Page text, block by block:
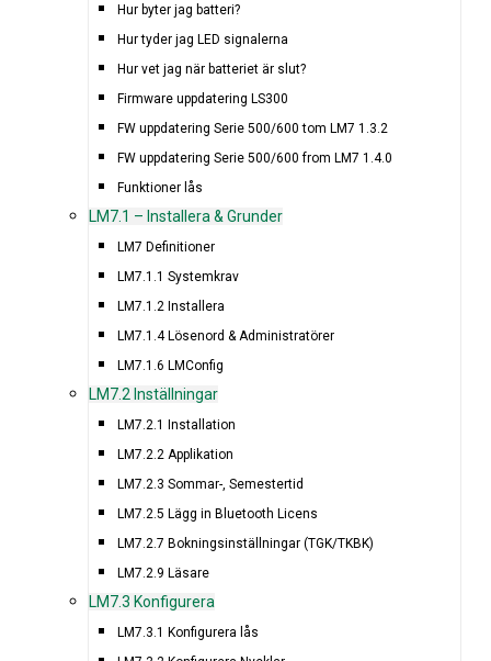
Hur byter jag batteri?
Hur tyder jag LED signalerna
Hur vet jag när batteriet är slut?
Firmware uppdatering LS300
FW uppdatering Serie 500/600 tom LM7 1.3.2
FW uppdatering Serie 500/600 from LM7 1.4.0
Funktioner lås
LM7.1 – Installera & Grunder
LM7 Definitioner
LM7.1.1 Systemkrav
LM7.1.2 Installera
LM7.1.4 Lösenord & Administratörer
LM7.1.6 LMConfig
LM7.2 Inställningar
LM7.2.1 Installation
LM7.2.2 Applikation
LM7.2.3 Sommar-, Semestertid
LM7.2.5 Lägg in Bluetooth Licens
LM7.2.7 Bokningsinställningar (TGK/TKBK)
LM7.2.9 Läsare
LM7.3 Konfigurera
LM7.3.1 Konfigurera lås